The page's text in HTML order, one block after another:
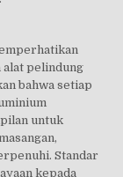
alat pelindung
bahwa setiap
untuk
Standar
kepada